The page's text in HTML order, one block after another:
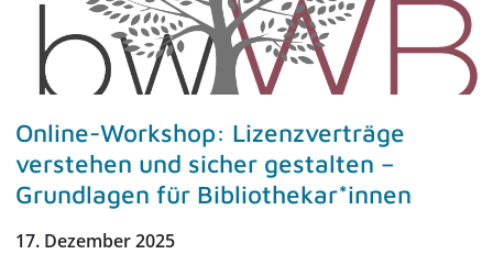
Online-Workshop: Lizenzverträge
verstehen und sicher gestalten –
Grundlagen für Bibliothekar*innen
17. Dezember 2025